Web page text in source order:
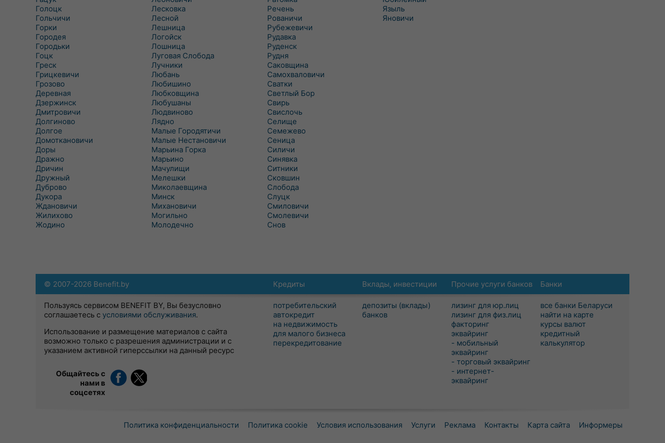
Голоцк
Гольчичи
Горки
Городея
Городьки
Гоцк
Греск
Грицкевичи
Грозово
Деревная
Дзержинск
Дмитровичи
Долгиново
Долгое
Домоткановичи
Доры
Дражно
Дричин
Дружный
Дуброво
Дукора
Ждановичи
Жилихово
Жодино
Лесковка
Лесной
Лешница
Логойск
Лошница
Луговая Слобода
Лучники
Любань
Любишино
Любковщина
Любушаны
Людвиново
Лядно
Малые Городятичи
Малые Нестановичи
Марьина Горка
Марьино
Мачулищи
Мелешки
Миколаевщина
Минск
Михановичи
Могильно
Молодечно
Речень
Рованичи
Рубежевичи
Рудавка
Руденск
Рудня
Саковщина
Самохваловичи
Сватки
Светлый Бор
Свирь
Свислочь
Селище
Семежево
Сеница
Силичи
Синявка
Ситники
Сковшин
Слобода
Слуцк
Смиловичи
Смолевичи
Снов
Языль
Яновичи
Кредиты
потребительский
автокредит
на недвижимость
для малого бизнеса
перекредитование
Вклады, инвестиции
депозиты (вклады)
банков
Прочие услуги банков
лизинг для юр.лиц
лизинг для физ.лиц
факторинг
эквайринг
- мобильный
эквайринг
- торговый эквайринг
- интернет-
эквайринг
Банки
все банки Беларуси
найти на карте
курсы валют
кредитный
калькулятор
© 2007-2026 Benefit.by
Пользуясь сервисом BENEFIT BY, Вы безусловно
соглашаетесь с условиями обслуживания.
Использование и размещение материалов с сайта
возможно только с разрешения администрации и с
указанием активной гиперссылки на данный ресурс
Общайтесь с
нами в
соцсетях
Политика конфиденциальности Политика cookie Условия использования Услуги Реклама Контакты Карта сайта Информеры